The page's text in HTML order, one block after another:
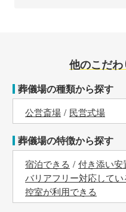
他のこだ
葬儀場の種類から探す
公営斎場 民営式場
葬儀場の特徴から探す
宿泊できる
付き添い安
バリアフリー対応してい
控室が利用できる